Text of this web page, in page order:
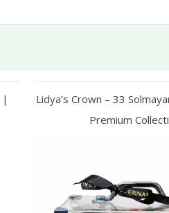
|
Lidya’s Crown – 33
Premium